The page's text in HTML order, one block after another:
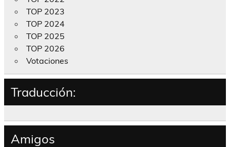
TOP 2023
TOP 2024
TOP 2025
TOP 2026
Votaciones
Traducción:
Amigos